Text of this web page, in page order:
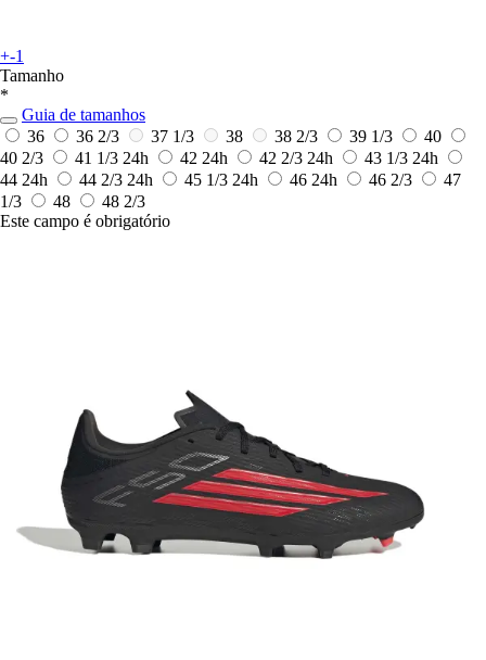
+-1
Tamanho
*
Guia de tamanhos
36
36 2/3 37 1/3 38 38 2/3 39 1/3
40
40 2/3
41 1/3 24h 42 24h 42 2/3 24h 43 1/3 24h
44 24h 44 2/3 24h 45 1/3 24h 46 24h 46 2/3
47
1/3
48
48 2/3
Este campo é obrigatório